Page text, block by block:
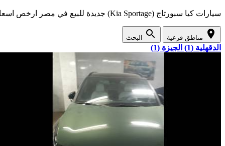
سيارات كيا سبورتاج (Kia Sportage) جديدة للبيع في مصر ارخص اسعار واقوى عروض السيارات الجديدة في مصر
location_on مناطق فرعية search البحث
الدقهلية (1) الجيزة (1)